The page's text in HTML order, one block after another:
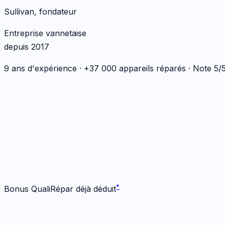
Sullivan, fondateur
Entreprise vannetaise
depuis 2017
9 ans d'expérience · +37 000 appareils réparés · Note
Bonus QualiRépar déjà déduit*